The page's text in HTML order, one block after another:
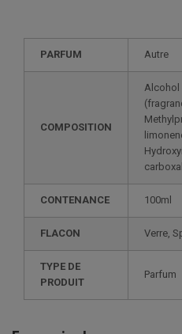
PARFUM Autre
COMPOSITION
Alcohol
CONTENANCE 100ml
FLACON Verre,
TYPE DE
PRODUIT
Parfum